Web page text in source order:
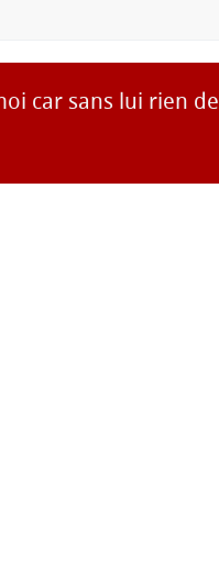
car sans lui rien de